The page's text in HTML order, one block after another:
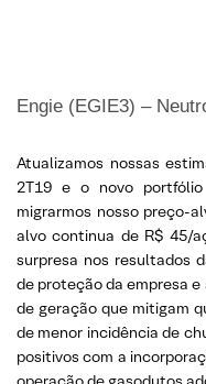
Engie (EGIE3) –
Atualizamos nossas
2T19 e o novo
migrarmos nosso preço-
alvo continua de R$ 45/
surpresa nos resultados
de proteção da empresa
de geração que mitigam
de menor incidência de
positivos com a